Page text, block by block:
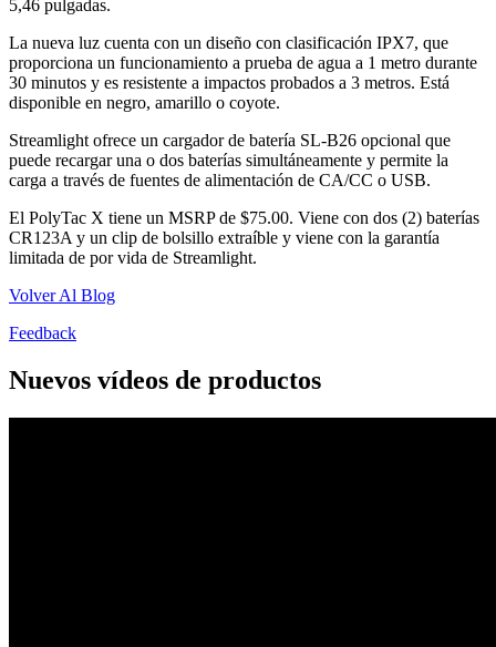
5,46 pulgadas.
La nueva luz cuenta con un diseño con clasificación IPX7, que
proporciona un funcionamiento a prueba de agua a 1 metro durante
30 minutos y es resistente a impactos probados a 3 metros. Está
disponible en negro, amarillo o coyote.
Streamlight ofrece un cargador de batería SL-B26 opcional que
puede recargar una o dos baterías simultáneamente y permite la
carga a través de fuentes de alimentación de CA/CC o USB.
El PolyTac X tiene un MSRP de $75.00. Viene con dos (2) baterías
CR123A y un clip de bolsillo extraíble y viene con la garantía
limitada de por vida de Streamlight.
Volver Al Blog
Feedback
Nuevos vídeos de productos